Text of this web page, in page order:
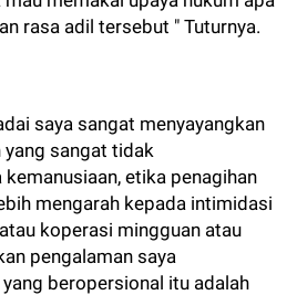
rasa adil tersebut " Tuturnya.
saya sangat menyayangkan
yang sangat tidak
etika penagihan
mengarah kepada intimidasi
koperasi mingguan atau
pengalaman saya
beropersional itu adalah